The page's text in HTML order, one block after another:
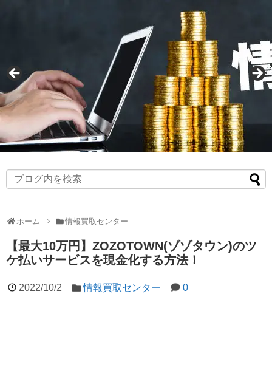
ホーム 情報買取センター
【最大10万円】ZOZOTOWN(ゾゾタウン)のツ
ケ払いサービスを現金化する方法！
2022/10/2 情報買取センター 0